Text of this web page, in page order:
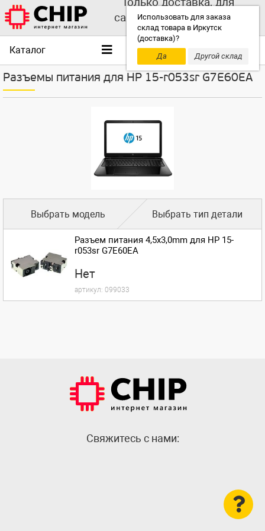
Использовать для заказа
склад товара в Иркутск
(доставка)?
Да
Другой склад
самовывоза выбирайте
другой склад!
Каталог
Разъемы питания для HP 15-r053sr G7E60EA
Выбрать модель Выбрать тип детали
Разъем питания 4,5x3,0mm для HP 15-
r053sr G7E60EA
Нет
артикул: 099033
Cвяжитесь с нами: